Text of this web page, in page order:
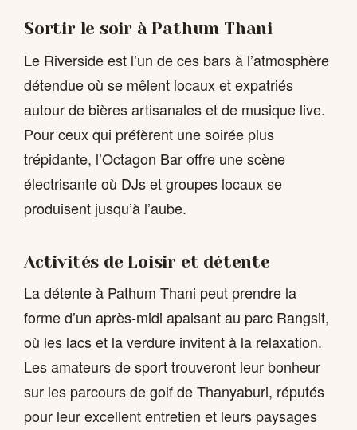
Sortir le soir à Pathum Thani
Le Riverside est l’un de ces bars à l’atmosphère
détendue où se mêlent locaux et expatriés
autour de bières artisanales et de musique live.
Pour ceux qui préfèrent une soirée plus
trépidante, l’Octagon Bar offre une scène
électrisante où DJs et groupes locaux se
produisent jusqu’à l’aube.
Activités de Loisir et détente
La détente à Pathum Thani peut prendre la
forme d’un après-midi apaisant au parc Rangsit,
où les lacs et la verdure invitent à la relaxation.
Les amateurs de sport trouveront leur bonheur
sur les parcours de golf de Thanyaburi, réputés
pour leur excellent entretien et leurs paysages